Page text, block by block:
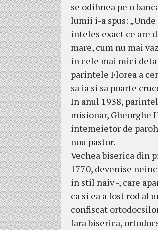
se odihnea pe o
lumii i-a spus:
inteles exact ce are
mare, cum nu mai
in cele mai mici
parintele Florea a
sa ia si sa poarte
In anul 1938,
misionar, Gheorghe
intemeietor de
nou pastor.
Vechea biserica din
1770, devenise
in stil naiv -, care
ca si ea a fost rod al
confiscat
fara biserica,